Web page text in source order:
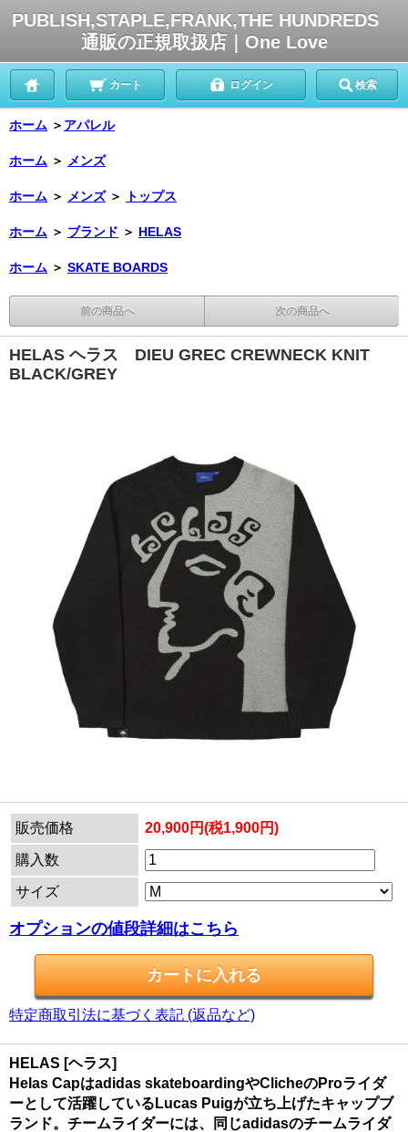
PUBLISH,STAPLE,FRANK,THE HUNDREDS
通販の正規取扱店｜One Love
カート ログイン 検索
ホーム ＞ アパレル
ホーム ＞ メンズ
ホーム ＞ メンズ ＞ トップス
ホーム ＞ ブランド ＞ HELAS
ホーム ＞ SKATE BOARDS
前の商品へ 次の商品へ
HELAS ヘラス DIEU GREC CREWNECK KNIT
BLACK/GREY
販売価格 20,900円(税1,900円)
購入数
サイズ
オプションの値段詳細はこちら
特定商取引法に基づく表記 (返品など)
HELAS [ヘラス]
Helas Capはadidas skateboardingやClicheのProライダ
ーとして活躍しているLucas Puigが立ち上げたキャップブ
ランド。チームライダーには、同じadidasのチームライダ